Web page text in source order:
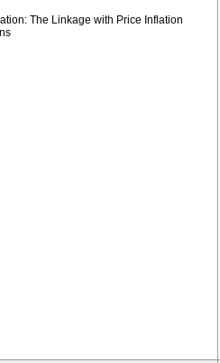
The Linkage with Price Inflation